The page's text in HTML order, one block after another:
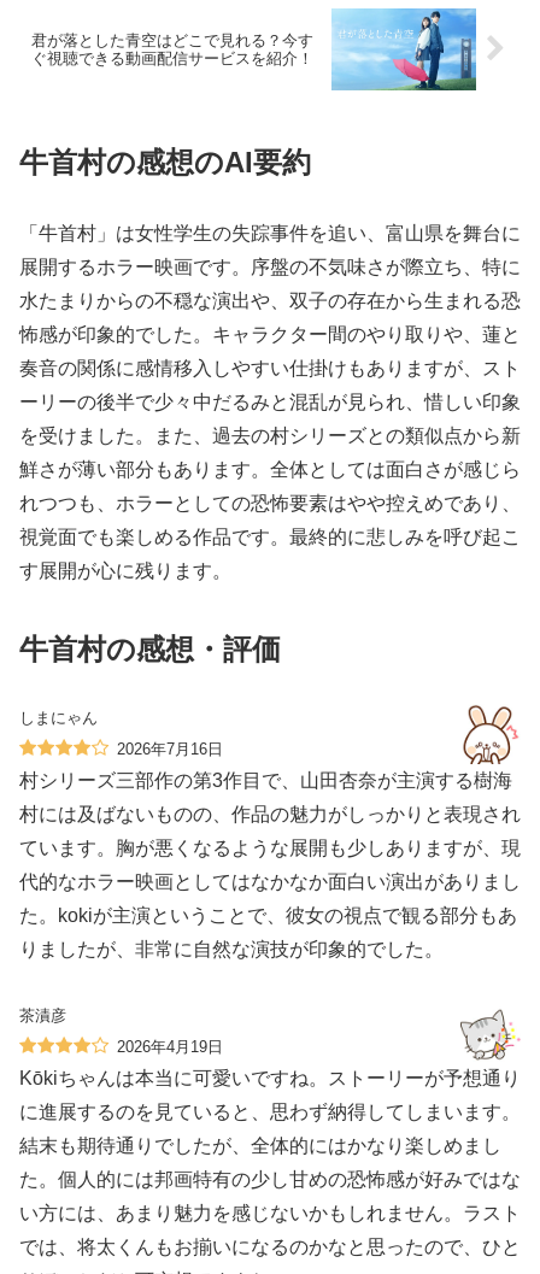
君が落とした青空はどこで見れる？今す
ぐ視聴できる動画配信サービスを紹介！
牛首村の感想のAI要約
「牛首村」は女性学生の失踪事件を追い、富山県を舞台に
展開するホラー映画です。序盤の不気味さが際立ち、特に
水たまりからの不穏な演出や、双子の存在から生まれる恐
怖感が印象的でした。キャラクター間のやり取りや、蓮と
奏音の関係に感情移入しやすい仕掛けもありますが、スト
ーリーの後半で少々中だるみと混乱が見られ、惜しい印象
を受けました。また、過去の村シリーズとの類似点から新
鮮さが薄い部分もあります。全体としては面白さが感じら
れつつも、ホラーとしての恐怖要素はやや控えめであり、
視覚面でも楽しめる作品です。最終的に悲しみを呼び起こ
す展開が心に残ります。
牛首村の感想・評価
しまにゃん
2026年7月16日
村シリーズ三部作の第3作目で、山田杏奈が主演する樹海
村には及ばないものの、作品の魅力がしっかりと表現され
ています。胸が悪くなるような展開も少しありますが、現
代的なホラー映画としてはなかなか面白い演出がありまし
た。kokiが主演ということで、彼女の視点で観る部分もあ
りましたが、非常に自然な演技が印象的でした。
茶漬彦
2026年4月19日
Kōkiちゃんは本当に可愛いですね。ストーリーが予想通り
に進展するのを見ていると、思わず納得してしまいます。
結末も期待通りでしたが、全体的にはかなり楽しめまし
た。個人的には邦画特有の少し甘めの恐怖感が好みではな
い方には、あまり魅力を感じないかもしれません。ラスト
では、将太くんもお揃いになるのかなと思ったので、ひと